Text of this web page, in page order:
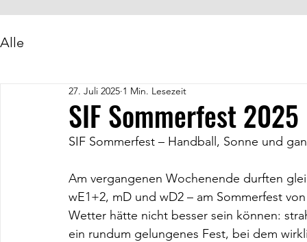
Alle
SIF Sommerfest 2025
27. Juli 2025 1 Min. Lesezeit
SIF Sommerfest – Handball, Sonne und
Am vergangenen Wochenende durften
wE1+2, mD und wD2 – am Sommerfest
Wetter hätte nicht besser sein können:
ein rundum gelungenes Fest, bei dem